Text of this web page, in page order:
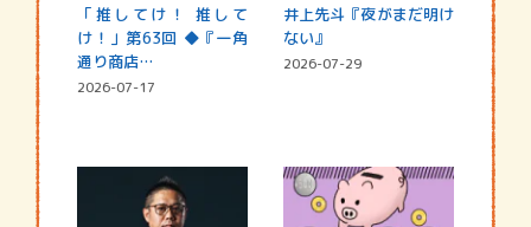
「推してけ！ 推して
け！」第63回 ◆『一角
通り商店…
2026-07-17
井上先斗『夜がまだ明け
ない』
2026-07-29